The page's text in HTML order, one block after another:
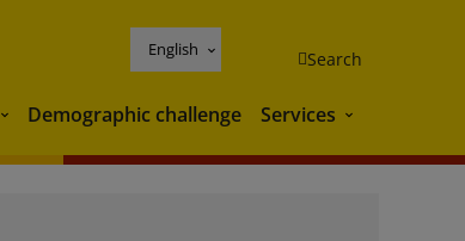
English Search
Environment
Demographic challenge Services Services